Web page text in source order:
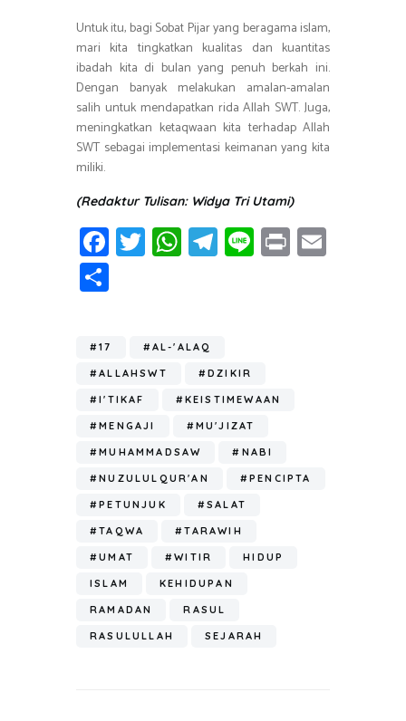
Untuk itu, bagi Sobat Pijar yang beragama islam,
mari kita tingkatkan kualitas dan kuantitas
ibadah kita di bulan yang penuh berkah ini.
Dengan banyak melakukan amalan-amalan
salih untuk mendapatkan rida Allah SWT. Juga,
meningkatkan ketaqwaan kita terhadap Allah
SWT sebagai implementasi keimanan yang kita
miliki.
(Redaktur Tulisan: Widya Tri Utami)
Fa
ce
ok
T
wi
W
h
A
p
p
T
el
a
m
Li
n
Pr
in
ar
e
#17 #AL-'ALAQ
#ALLAHSWT #DZIKIR
#I'TIKAF #KEISTIMEWAAN
#MENGAJI #MU'JIZAT
#MUHAMMADSAW #NABI
#NUZULULQUR'AN #PENCIPTA
#PETUNJUK #SALAT
#TAQWA #TARAWIH
#UMAT #WITIR HIDUP
ISLAM KEHIDUPAN
RAMADAN RASUL
RASULULLAH SEJARAH